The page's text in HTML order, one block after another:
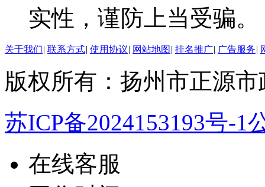
实性，谨防上当受骗。
关于我们| 联系方式| 使用协议| 网站地图 | 排名推广| 广告服务|
版权所有：扬州市正源
苏ICP备2024153193号-1
在线客服